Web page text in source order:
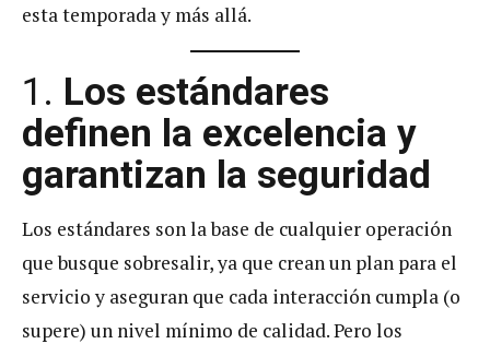
esta temporada y más allá.
1. Los estándares
definen la excelencia y
garantizan la seguridad
Los estándares son la base de cualquier operación
que busque sobresalir, ya que crean un plan para el
servicio y aseguran que cada interacción cumpla (o
supere) un nivel mínimo de calidad. Pero los